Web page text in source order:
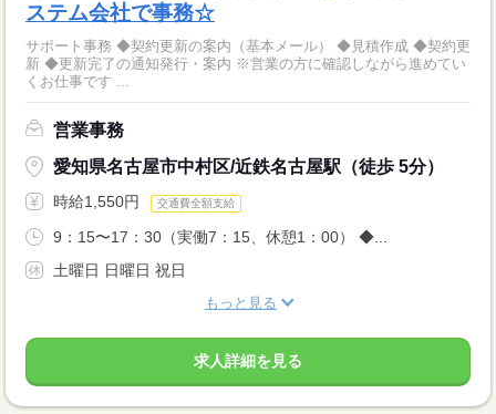
ステム会社で事務☆
サポート事務 ◆契約更新の案内（基本メール） ◆見積作成 ◆契約更
新 ◆更新完了の通知発行・案内 ※営業の方に確認しながら進めてい
くお仕事です ...
営業事務
愛知県名古屋市中村区/近鉄名古屋駅（徒歩 5分）
時給1,550円 交通費全額支給
9：15〜17：30（実働7：15、休憩1：00） ◆...
土曜日 日曜日 祝日
もっと見る
求人詳細を見る